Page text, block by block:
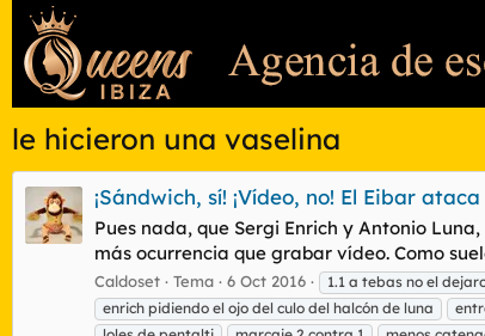
le hicieron una vaselina
‎¡Sándwich, sí! ¡Vídeo, no! El Eibar
Pues nada, que Sergi Enrich y Antonio
más ocurrencia que grabar vídeo. Como
Caldoset Tema 6 Oct 2016 1.1 a tebas no el
enrich pidiendo el ojo del culo del halcón de luna